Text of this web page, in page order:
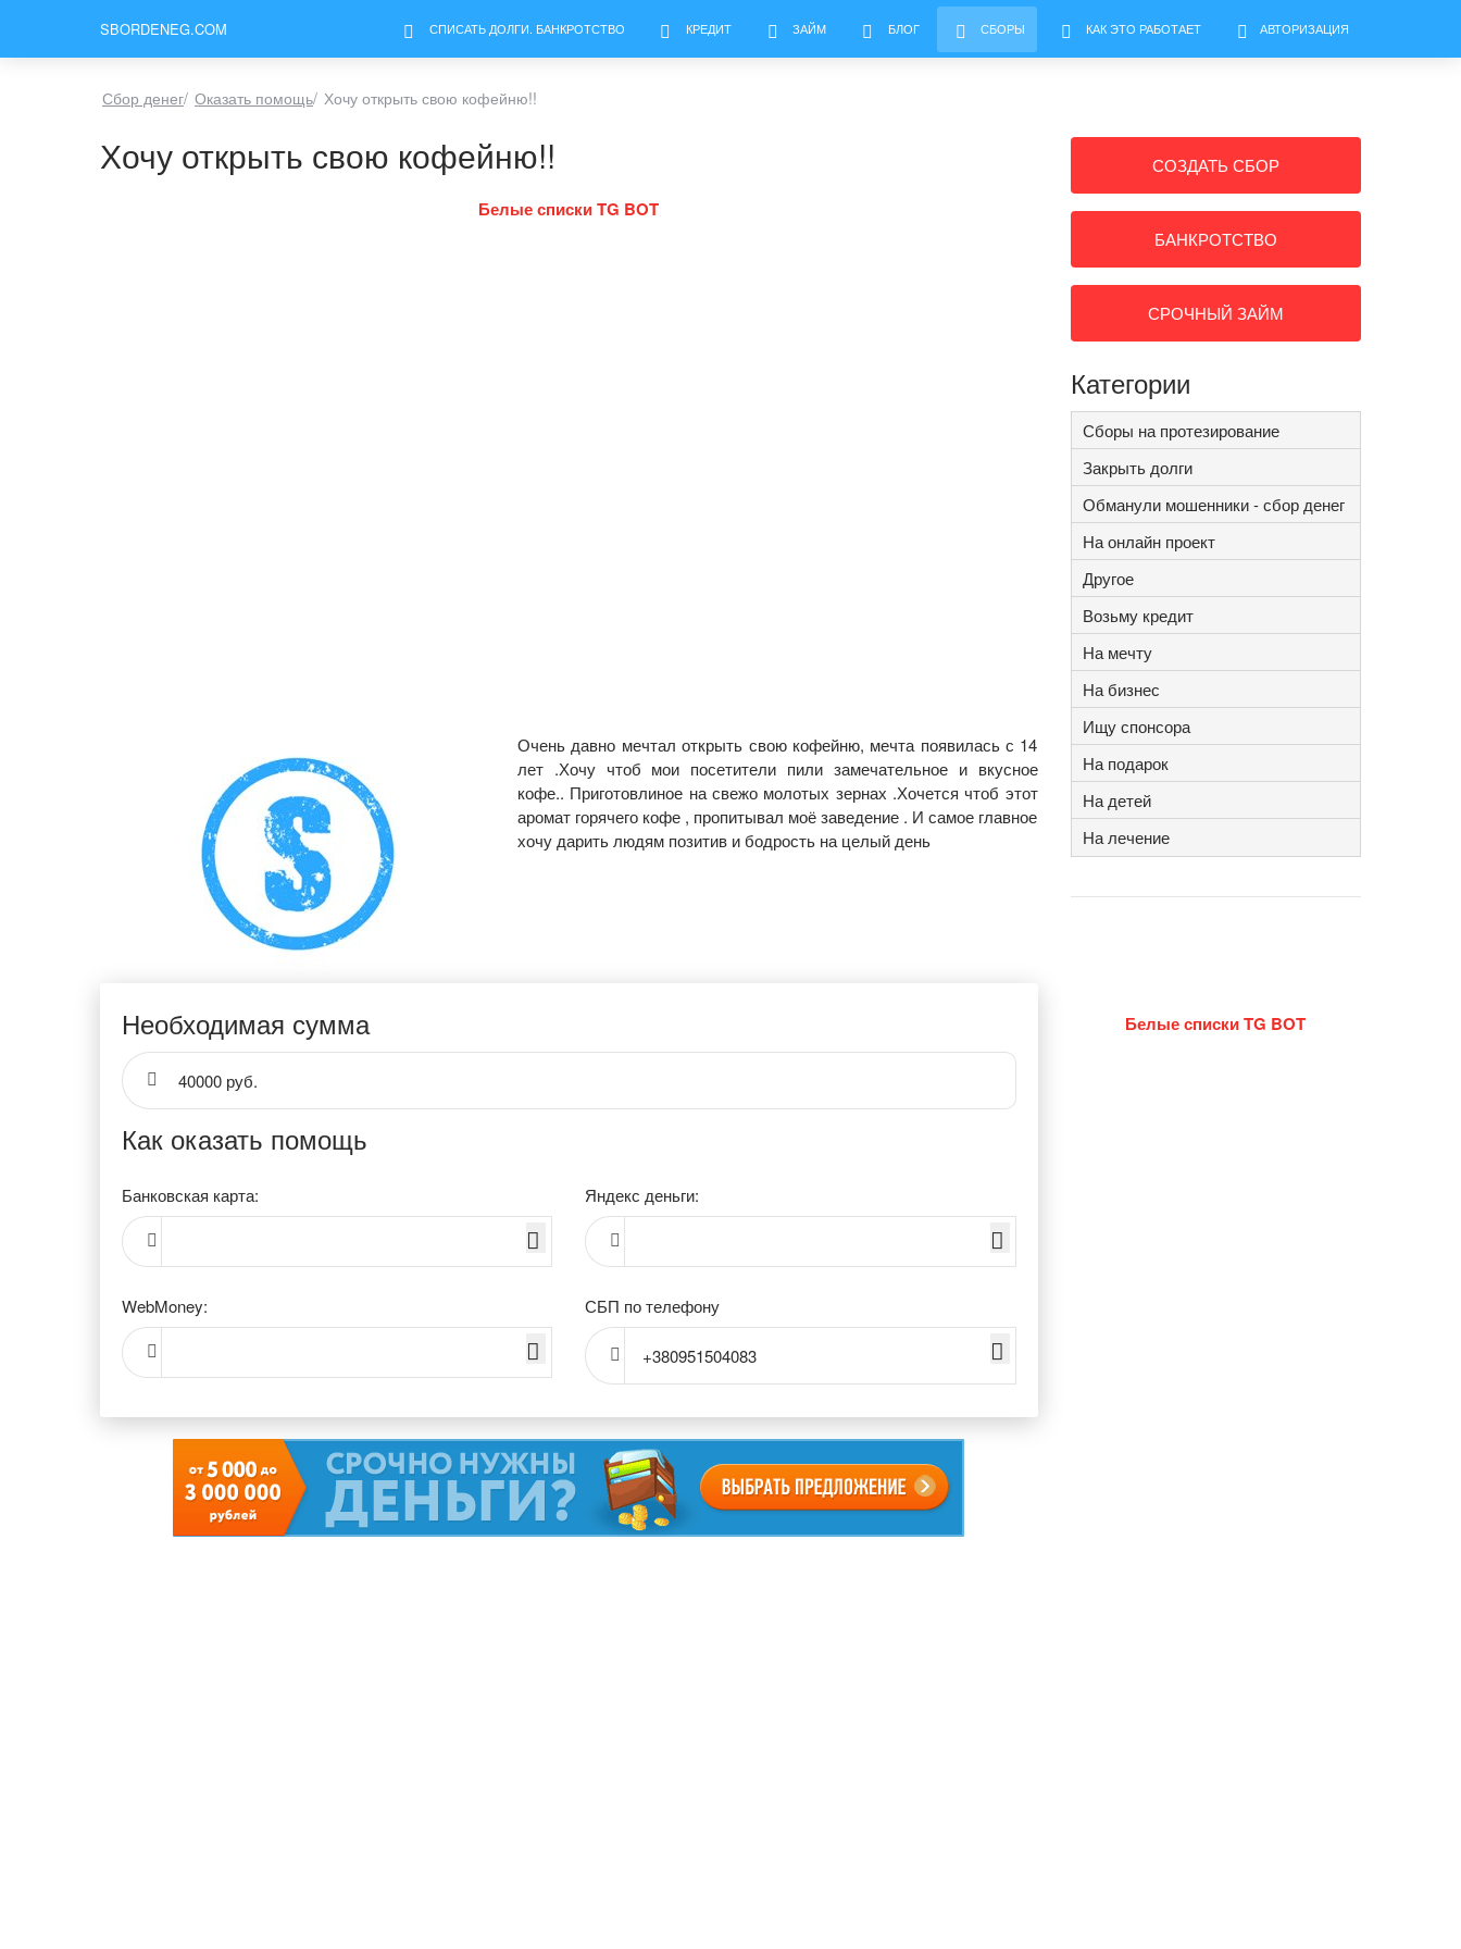
SBORDENEG.COM СПИСАТЬ ДОЛГИ. БАНКРОТСТВО КРЕДИТ ЗАЙМ БЛОГ СБОРЫ КАК ЭТО РАБОТАЕТ АВТОРИЗАЦИЯ
Сбор денег/ Оказать помощь/ Хочу открыть свою кофейню!!
Хочу открыть свою кофейню!!
Белые списки TG BOT
Очень давно мечтал открыть свою кофейню, мечта появилась с 14
лет .Хочу чтоб мои посетители пили замечательное и вкусное
кофе.. Приготовлиное на свежо молотых зернах .Хочется чтоб этот
аромат горячего кофе , пропитывал моё заведение . И самое главное
хочу дарить людям позитив и бодрость на целый день
Необходимая сумма
40000 руб.
Как оказать помощь
Банковская карта: Яндекс деньги:
WebMoney: СБП по телефону
+380951504083
СОЗДАТЬ СБОР
БАНКРОТСТВО
СРОЧНЫЙ ЗАЙМ
Категории
Сборы на протезирование
Закрыть долги
Обманули мошенники - сбор денег
На онлайн проект
Другое
Возьму кредит
На мечту
На бизнес
Ищу спонсора
На подарок
На детей
На лечение
Белые списки TG BOT